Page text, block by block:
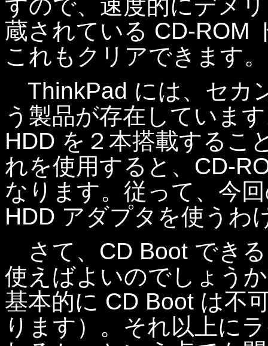
すので、速度的にデメ
蔵されている CD-ROM
これもクリアできます。
ThinkPad には、セカ
う製品が存在していま
HDD を２本搭載するこ
れを使用すると、CD-
なります。従って、今
HDD アダプタを使うわ
さて、CD Boot でき
使えばよいのでしょう
基本的に CD Boot は不
ります）。それ以上に